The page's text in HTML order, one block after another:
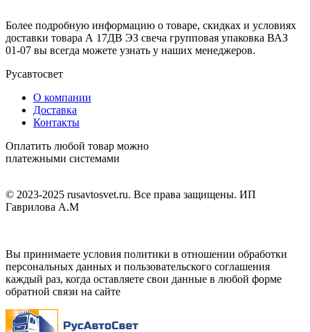
Более подробную информацию о товаре, скидках и условиях
доставки товара А 17ДВ ЭЗ свеча групповая упаковка ВАЗ
01-07 вы всегда можете узнать у наших менеджеров.
Русавтосвет
О компании
Доставка
Контакты
Оплатить любой товар можно
платежными системами
© 2023-2025 rusavtosvet.ru. Все права защищены. ИП
Гаврилова А.М
Вы принимаете условия политики в отношении обработки
персональных данных и пользовательского соглашения
каждый раз, когда оставляете свои данные в любой форме
обратной связи на сайте